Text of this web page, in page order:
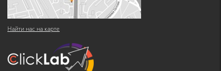
Найти нас на карте